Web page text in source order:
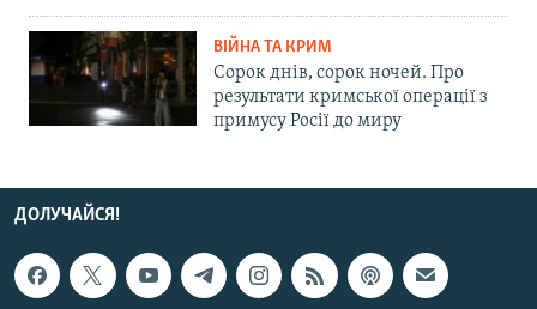
ВІЙНА ТА КРИМ
Сорок днів, сорок ночей. Про
результати кримської операції з
примусу Росії до миру
ДОЛУЧАЙСЯ!